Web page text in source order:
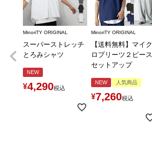
MinoriTY ORIGINAL
スーパーストレッチ
とろみシャツ
NEW
¥4,290税込
MinoriTY ORIGINAL
【送料無料】マイク
ロプリーツ２ピース
セットアップ
NEW 人気商品
¥7,260税込